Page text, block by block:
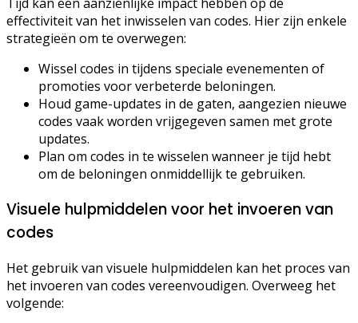
effectiviteit van het inwisselen van codes. Hier zijn enkele
strategieën om te overwegen:
Wissel codes in tijdens speciale evenementen of
promoties voor verbeterde beloningen.
Houd game-updates in de gaten, aangezien nieuwe
codes vaak worden vrijgegeven samen met grote
updates.
Plan om codes in te wisselen wanneer je tijd hebt
om de beloningen onmiddellijk te gebruiken.
Visuele hulpmiddelen voor het invoeren van
codes
Het gebruik van visuele hulpmiddelen kan het proces van
het invoeren van codes vereenvoudigen. Overweeg het
volgende: